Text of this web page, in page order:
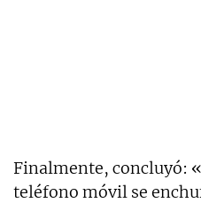
Finalmente, concluyó:
teléfono móvil se